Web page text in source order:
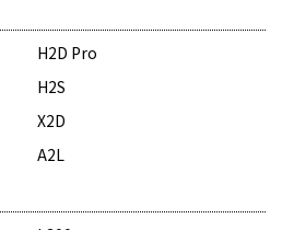
H2D Pro
H2S
X2D
A2L